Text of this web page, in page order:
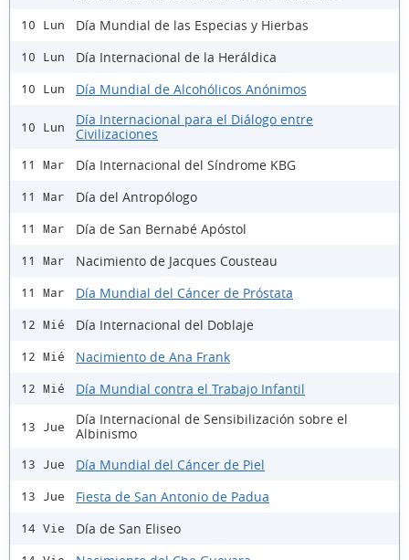
10 Lun Día Mundial de las Especias y Hierbas
10 Lun Día Internacional de la Heráldica
10 Lun Día Mundial de Alcohólicos Anónimos
10 Lun
Día Internacional para el Diálogo entre
Civilizaciones
11 Mar Día Internacional del Síndrome KBG
11 Mar Día del Antropólogo
11 Mar Día de San Bernabé Apóstol
11 Mar Nacimiento de Jacques Cousteau
11 Mar Día Mundial del Cáncer de Próstata
12 Mié Día Internacional del Doblaje
12 Mié Nacimiento de Ana Frank
12 Mié Día Mundial contra el Trabajo Infantil
13 Jue
Día Internacional de Sensibilización sobre el
Albinismo
13 Jue Día Mundial del Cáncer de Piel
13 Jue Fiesta de San Antonio de Padua
14 Vie Día de San Eliseo